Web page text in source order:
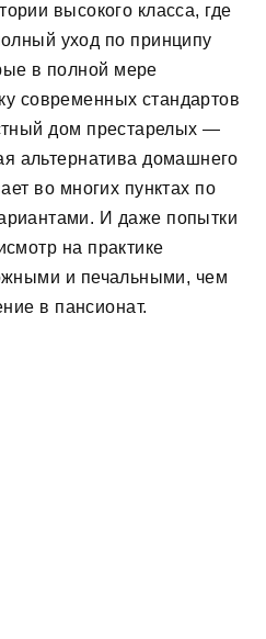
высокого класса, где
уход по принципу
в полной мере
современных стандартов
дом престарелых —
альтернатива домашнего
во многих пунктах по
И даже попытки
на практике
и печальными, чем
в пансионат.